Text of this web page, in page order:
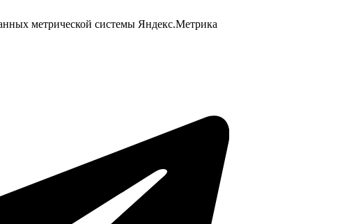
метрической системы Яндекс.Метрика